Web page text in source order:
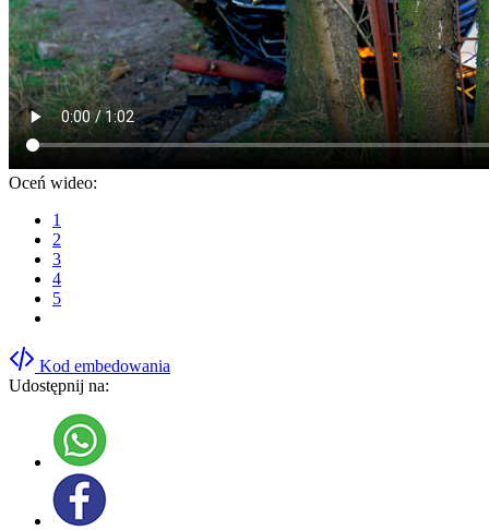
Oceń wideo:
1
2
3
4
5
Kod embedowania
Udostępnij na: